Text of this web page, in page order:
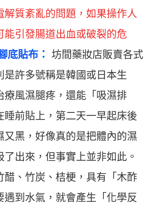
解質紊亂的問題，如果操作人
能引發腸道出血或破裂的危
底貼布： 坊間藥妝店販賣各式
是許多號稱是韓國或日本生
療風濕腿疼，還能「吸濕排
睡前貼上，第二天一早起床後
又黑，好像真的是把體內的濕
了出來，但事實上並非如此。
醋、竹炭、桔梗，具有「木酢
遇到水氣，就會產生「化學反